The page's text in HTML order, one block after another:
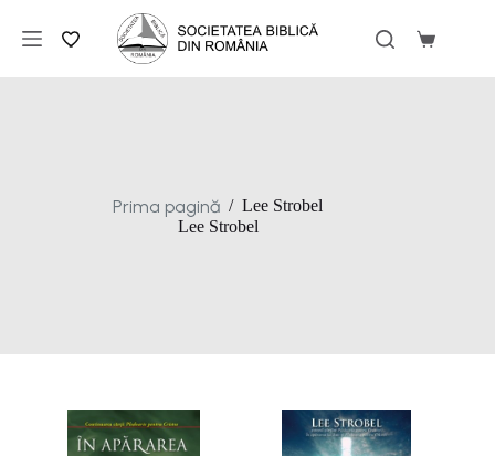
conținut
Coș
Prima pagină / Lee Strobel
Lee Strobel